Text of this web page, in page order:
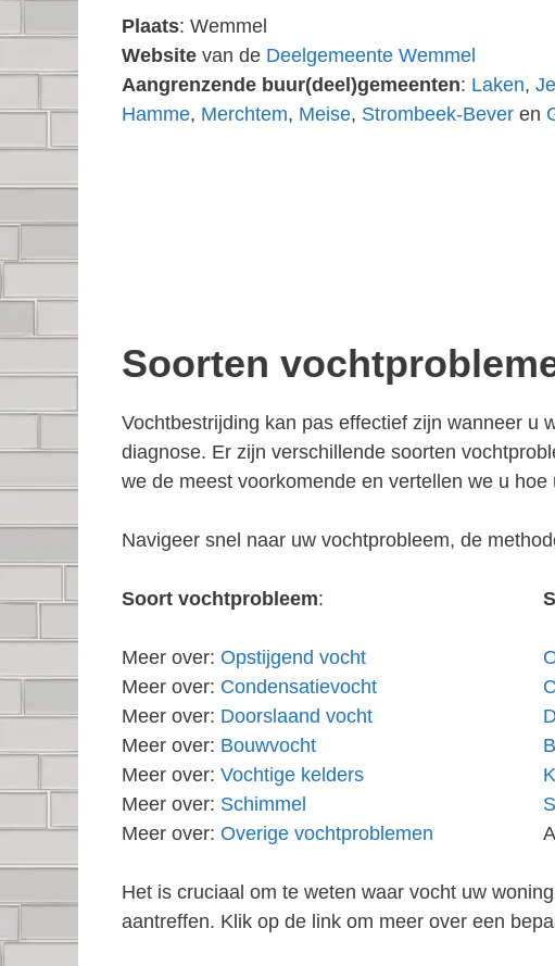
Plaats: Wemmel
Website van de Deelgemeente Wemmel
Aangrenzende buur(deel)gemeenten: Laken,
Hamme, Merchtem, Meise, Strombeek-Bever en
Soorten
Vochtbestrijding kan pas effectief zijn wanneer u
diagnose. Er zijn verschillende soorten
we de meest voorkomende en vertellen we u
Navigeer snel naar uw vochtprobleem, de
Soort vochtprobleem:
Meer over: Opstijgend vocht
Meer over: Condensatievocht
Meer over: Doorslaand vocht
Meer over: Bouwvocht
Meer over: Vochtige kelders
Meer over: Schimmel
Meer over: Overige vochtproblemen
Het is cruciaal om te weten waar vocht uw
aantreffen. Klik op de link om meer over een